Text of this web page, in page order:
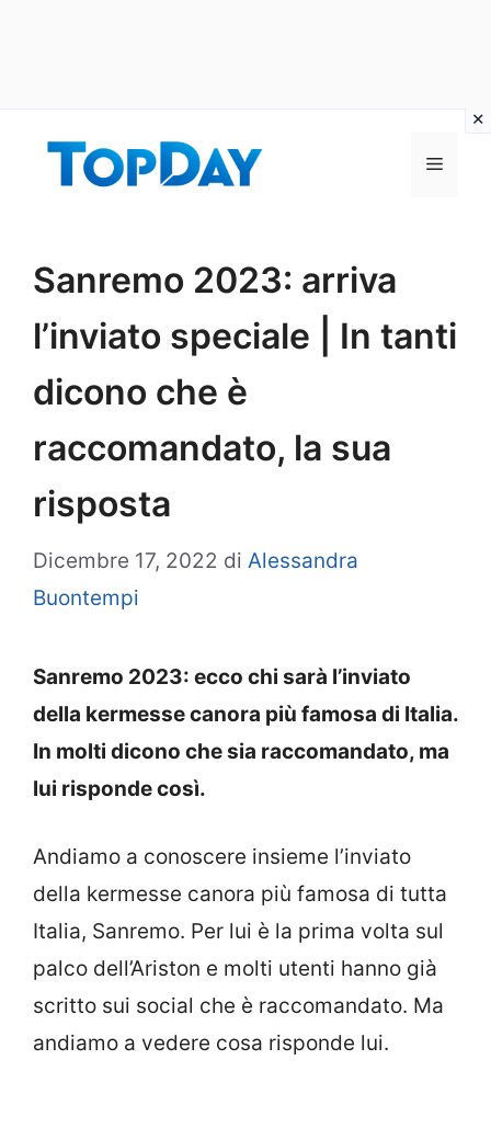
Menu
Sanremo 2023: arriva
l’inviato speciale | In tanti
dicono che è
raccomandato, la sua
risposta
Dicembre 17, 2022 di Alessandra
Buontempi
Sanremo 2023: ecco chi sarà l’inviato
della kermesse canora più famosa di Italia.
In molti dicono che sia raccomandato, ma
lui risponde così.
Andiamo a conoscere insieme l’inviato
della kermesse canora più famosa di tutta
Italia, Sanremo. Per lui è la prima volta sul
palco dell’Ariston e molti utenti hanno già
scritto sui social che è raccomandato. Ma
andiamo a vedere cosa risponde lui.